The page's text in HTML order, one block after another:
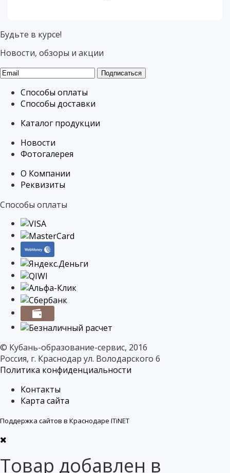
Будьте в курсе!
Новости, обзоры и акции
Подписаться
Способы оплаты
Способы доставки
Каталог продукции
Новости
Фотогалерея
О Компании
Реквизиты
Способы оплаты
© Кубань-образование-сервис, 2016
Россия, г. Краснодар ул. Володарского 6
Политика конфиденциальности
Контакты
Карта сайта
Поддержка сайтов в Краснодаре ITiNET
Товар добавлен в